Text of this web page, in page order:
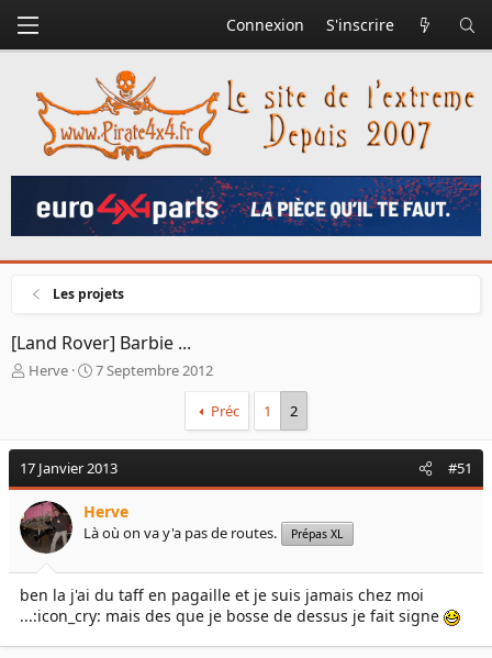
Connexion S'inscrire
Les projets
[Land Rover] Barbie ...
A
u
r
d
e
l
a
s
c
u
Herve
D
d
e
d
é
b
7 Septembre 2012
Préc 1 2
17 Janvier 2013 #51
Herve
Là où on va y'a pas de routes. Prépas XL
ben la j'ai du taff en pagaille et je suis jamais chez moi
...:icon_cry: mais des que je bosse de dessus je fait signe